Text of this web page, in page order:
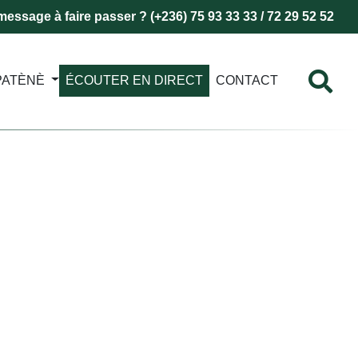
à faire passer ? (+236) 75 93 33 33 / 72 29 52 52
ÉCOUTER EN DIRECT CONTACT